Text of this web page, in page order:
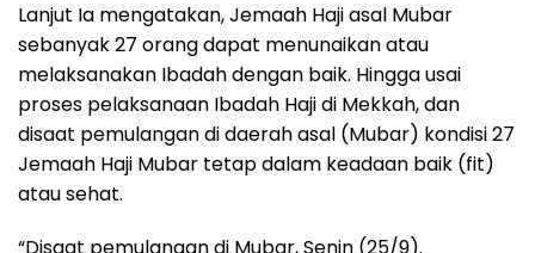
Lanjut Ia mengatakan, Jemaah Haji asal Mubar
sebanyak 27 orang dapat menunaikan atau
melaksanakan Ibadah dengan baik. Hingga usai
proses pelaksanaan Ibadah Haji di Mekkah, dan
disaat pemulangan di daerah asal (Mubar) kondisi 27
Jemaah Haji Mubar tetap dalam keadaan baik (fit)
atau sehat.